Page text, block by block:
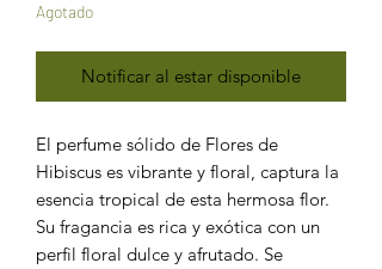
Agotado
Notificar al estar disponible
El perfume sólido de Flores de
Hibiscus es vibrante y floral, captura la
esencia tropical de esta hermosa flor.
Su fragancia es rica y exótica con un
perfil floral dulce y afrutado. Se